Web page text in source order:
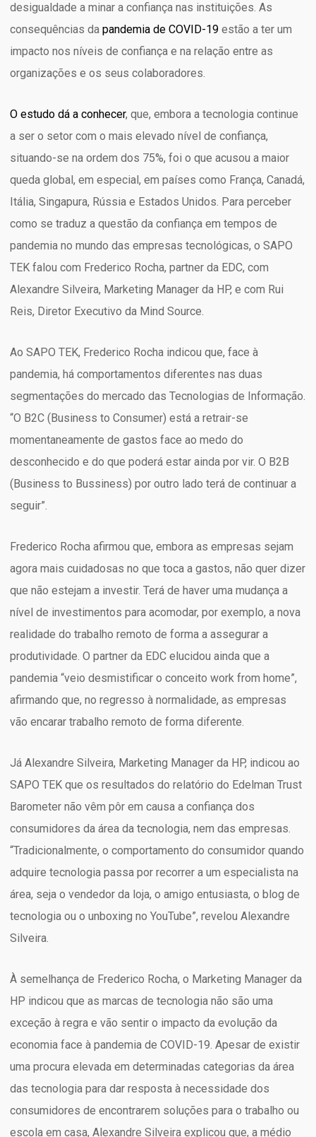
desigualdade a minar a confiança nas instituições. As
consequências da pandemia de COVID-19 estão a ter um
impacto nos níveis de confiança e na relação entre as
organizações e os seus colaboradores.
O estudo dá a conhecer, que, embora a tecnologia continue
a ser o setor com o mais elevado nível de confiança,
situando-se na ordem dos 75%, foi o que acusou a maior
queda global, em especial, em países como França, Canadá,
Itália, Singapura, Rússia e Estados Unidos. Para perceber
como se traduz a questão da confiança em tempos de
pandemia no mundo das empresas tecnológicas, o SAPO
TEK falou com Frederico Rocha, partner da EDC, com
Alexandre Silveira, Marketing Manager da HP, e com Rui
Reis, Diretor Executivo da Mind Source.
Ao SAPO TEK, Frederico Rocha indicou que, face à
pandemia, há comportamentos diferentes nas duas
segmentações do mercado das Tecnologias de Informação.
“O B2C (Business to Consumer) está a retrair-se
momentaneamente de gastos face ao medo do
desconhecido e do que poderá estar ainda por vir. O B2B
(Business to Bussiness) por outro lado terá de continuar a
seguir”.
Frederico Rocha afirmou que, embora as empresas sejam
agora mais cuidadosas no que toca a gastos, não quer dizer
que não estejam a investir. Terá de haver uma mudança a
nível de investimentos para acomodar, por exemplo, a nova
realidade do trabalho remoto de forma a assegurar a
produtividade. O partner da EDC elucidou ainda que a
pandemia “veio desmistificar o conceito work from home”,
afirmando que, no regresso à normalidade, as empresas
vão encarar trabalho remoto de forma diferente.
Já Alexandre Silveira, Marketing Manager da HP, indicou ao
SAPO TEK que os resultados do relatório do Edelman Trust
Barometer não vêm pôr em causa a confiança dos
consumidores da área da tecnologia, nem das empresas.
“Tradicionalmente, o comportamento do consumidor quando
adquire tecnologia passa por recorrer a um especialista na
área, seja o vendedor da loja, o amigo entusiasta, o blog de
tecnologia ou o unboxing no YouTube”, revelou Alexandre
Silveira.
À semelhança de Frederico Rocha, o Marketing Manager da
HP indicou que as marcas de tecnologia não são uma
exceção à regra e vão sentir o impacto da evolução da
economia face à pandemia de COVID-19. Apesar de existir
uma procura elevada em determinadas categorias da área
das tecnologia para dar resposta à necessidade dos
consumidores de encontrarem soluções para o trabalho ou
escola em casa, Alexandre Silveira explicou que, a médio